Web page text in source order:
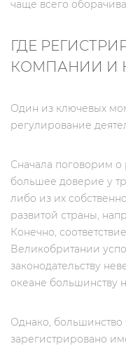
чаще всего
ГДЕ
КОМПАНИИ И
Один из ключевых
регулирование
Сначала поговорим о
большее доверие у
либо из их
развитой страны,
Конечно,
Великобритании
законодательству
океане большинству
Однако,
зарегистрировано